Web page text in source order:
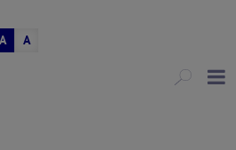
A A